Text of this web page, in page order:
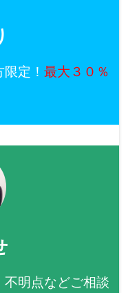
定！ 最大３０％
不明点などご相談